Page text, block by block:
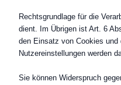
Rechtsgrundlage für die
dient. Im Übrigen ist Art. 6
den Einsatz von Cookies und
Nutzereinstellungen werden
Sie können Widerspruch